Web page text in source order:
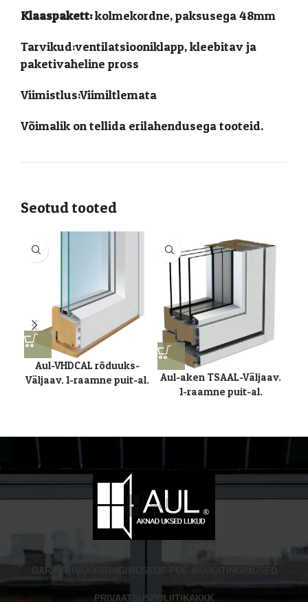
Klaaspakett:kolmekordne, paksusega 48mm
Tarvikud:ventilatsiooniklapp, kleebitav ja
paketivaheline pross
Viimistlus:Viimiltlemata
Võimalik on tellida erilahendusega tooteid.
Seotud tooted
Aul-VHDCAL rõduuks-
Väljaav. 1-raamne puit-al.
Aul-aken TSAAL-Väljaav.
1-raamne puit-al.
GARANTII MÜÜGITINGIMUSED
PRIVAATSUSPOLIITIKA KKK